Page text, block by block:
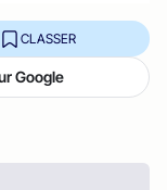
CLASSER
Google